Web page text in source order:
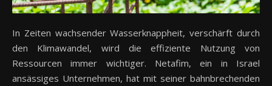
In Zeiten wachsender Wasserknappheit, verschärft durch
den Klimawandel, wird die effiziente Nutzung von
Ressourcen immer wichtiger. Netafim, ein in Israel
ansässiges Unternehmen, hat mit seiner bahnbrechenden